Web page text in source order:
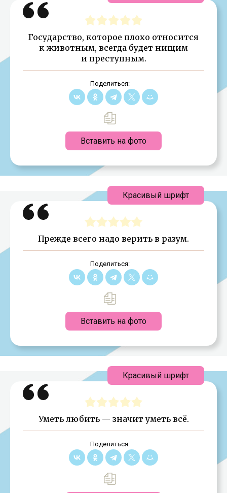
Государство, которое плохо относится
к животным, всегда будет нищим
и преступным.
Поделиться:
Вставить на фото
Прежде всего надо верить в разум.
Поделиться:
Вставить на фото
Красивый шрифт
Уметь любить — значит уметь всё.
Поделиться:
Красивый шрифт